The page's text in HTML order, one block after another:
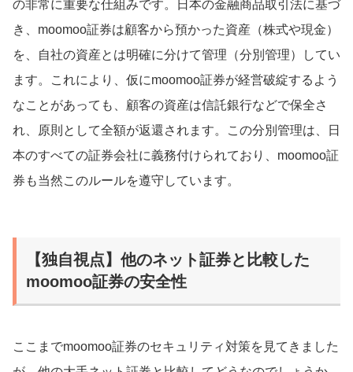
の非常に重要な仕組みです。日本の金融商品取引法に基づ
き、moomoo証券は顧客から預かった資産（株式や現金）
を、自社の資産とは明確に分けて管理（分別管理）してい
ます。これにより、仮にmoomoo証券が経営破綻するよう
なことがあっても、顧客の資産は信託銀行などで保全さ
れ、原則として全額が返還されます。この分別管理は、日
本のすべての証券会社に義務付けられており、moomoo証
券も当然このルールを遵守しています。
【独自視点】他のネット証券と比較した
moomoo証券の安全性
ここまでmoomoo証券のセキュリティ対策を見てきました